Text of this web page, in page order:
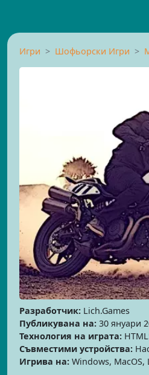
Игри Шофьорски Игри
Разработчик: Lich.Games
Публикувана на: 30 януари
Технология на играта:
Съвместими устройства:
Игрива на: Windows, MacOS,